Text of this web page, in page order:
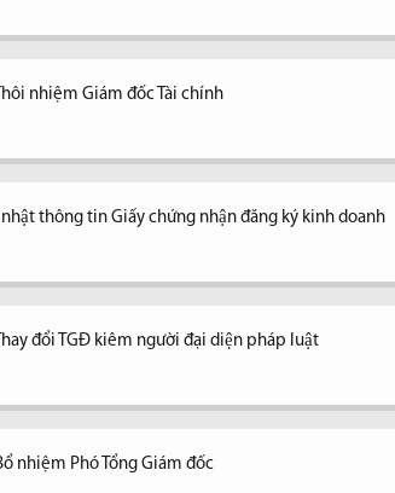
nhiệm Giám đốc Tài chính
nhật thông tin Giấy chứng nhận đăng ký kinh doanh
đổi TGĐ kiêm người đại diện pháp luật
nhiệm Phó Tổng Giám đốc